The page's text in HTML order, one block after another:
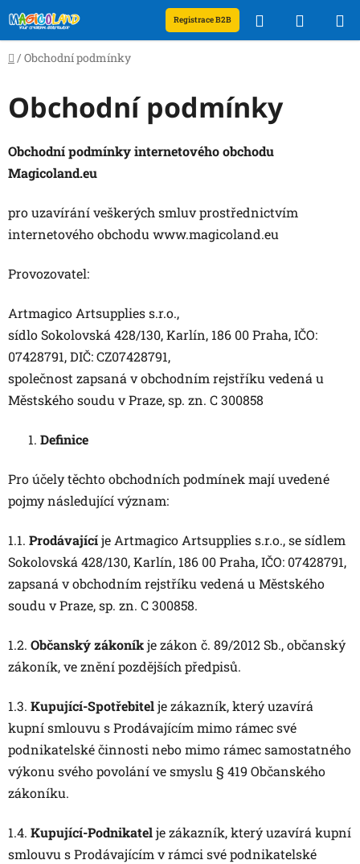
na
obsah
Registrace B2B Hledat
KOŠÍK
Domů
/ Obchodní podmínky
Obchodní podmínky
Obchodní podmínky internetového obchodu
Magicoland.eu
pro uzavírání veškerých smluv prostřednictvím
internetového obchodu www.magicoland.eu
Provozovatel:
Artmagico Artsupplies s.r.o.,
sídlo Sokolovská 428/130, Karlín, 186 00 Praha, IČO:
07428791, DIČ: CZ07428791,
společnost zapsaná v obchodním rejstříku vedená u
Městského soudu v Praze, sp. zn. C 300858
Definice
Pro účely těchto obchodních podmínek mají uvedené
pojmy následující význam:
1.1. ProdávajícíjeArtmagico Artsupplies s.r.o., se sídlem
Sokolovská 428/130, Karlín, 186 00 Praha, IČO: 07428791,
zapsaná v obchodním rejstříku vedená u Městského
soudu v Praze, sp. zn. C 300858.
1.2. Občanský zákoníkje zákon č. 89/2012 Sb., občanský
zákoník, ve znění pozdějších předpisů.
1.3. Kupující-Spotřebitelje zákazník, který uzavírá
kupní smlouvu s Prodávajícím mimo rámec své
podnikatelské činnosti nebo mimo rámec samostatného
výkonu svého povolání ve smyslu § 419 Občanského
zákoníku.
1.4. Kupující-Podnikatelje zákazník, který uzavírá kupní
smlouvu s Prodávajícím v rámci své podnikatelské